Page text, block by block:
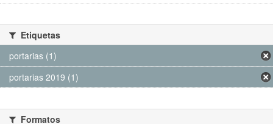
Etiquetas
portarias (1)
portarias 2019 (1)
Formatos